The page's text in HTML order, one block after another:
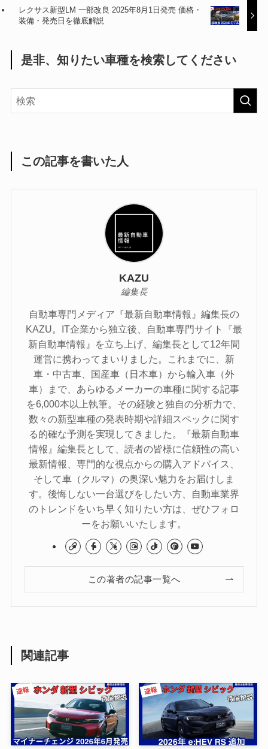
レクサス新型LM 一部改良 2025年8月1日発売 価格・
装備・発売日を徹底解説
是非、知りたい車種を検索してください
この記事を書いた人
KAZU
編集長
自動車専門メディア『最新自動車情報』編集長の
KAZU。IT企業から独立後、自動車専門サイト『最
新自動車情報』を立ち上げ、編集長として12年間
運営に携わってまいりました。これまでに、新
車・中古車、国産車（日本車）から輸入車（外
車）まで、あらゆるメーカーの車種に関する記事
を6,000本以上執筆。その経験と独自の分析力で、
数々の新型車種の発表時期や詳細スペックに関す
る的確な予測を実現してきました。『最新自動車
情報』編集長として、読者の皆様に信頼性の高い
最新情報、専門的な視点からの購入アドバイス、
そして車（クルマ）の奥深い魅力をお届けしま
す。後悔しない一台選びをしたい方、自動車業界
のトレンドをいち早く知りたい方は、ぜひフォロ
ーをお願いいたします。
この著者の記事一覧へ
関連記事